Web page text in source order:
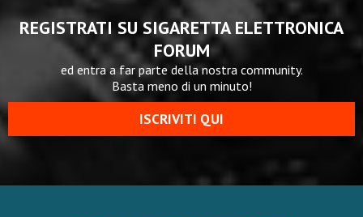
REGISTRATI SU SIGARETTA ELETTRONICA
FORUM
ed entra a far parte della nostra community.
Basta meno di un minuto!
ISCRIVITI QUI